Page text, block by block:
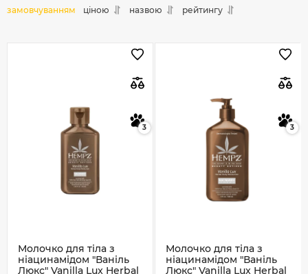
замовчуванням ціною назвою рейтингу
3
Молочко для тіла з
ніацинамідом "Ваніль
Люкс" Vanilla Lux Herbal
3
Молочко для тіла з
ніацинамідом "Ваніль
Люкс" Vanilla Lux Herbal